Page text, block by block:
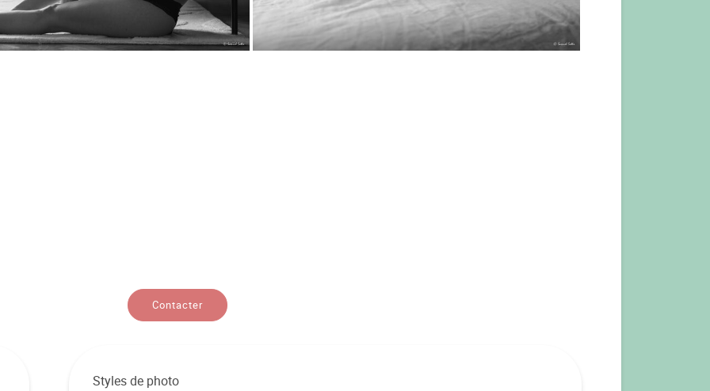
Contacter
Styles de photo